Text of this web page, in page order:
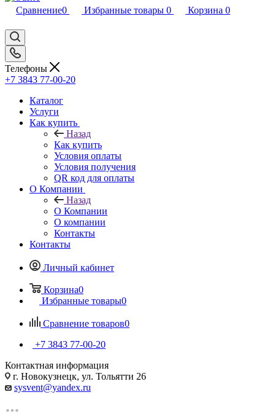
Сравнение0 Избранные товары 0 Корзина 0
Телефоны
+7 3843 77-00-20
Каталог
Услуги
Как купить
Назад
Как купить
Условия оплаты
Условия получения
QR код для оплаты
О Компании
Назад
О Компании
О компании
Контакты
Контакты
Личный кабинет
Корзина0
Избранные товары0
Сравнение товаров0
+7 3843 77-00-20
Контактная информация
г. Новокузнецк, ул. Тольятти 26
sysvent@yandex.ru